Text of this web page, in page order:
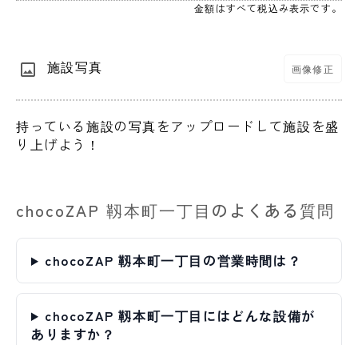
金額はすべて税込み表示です。
施設写真 画像修正
持っている施設の写真をアップロードして施設を盛
り上げよう！
chocoZAP 靱本町一丁目のよくある質問
chocoZAP 靱本町一丁目の営業時間は？
chocoZAP 靱本町一丁目にはどんな設備が
ありますか？